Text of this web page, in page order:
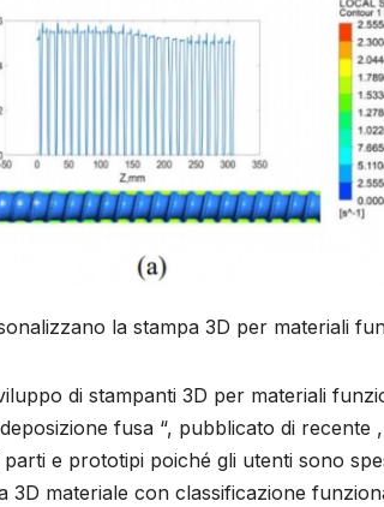
la stampa 3D per materiali
di stampanti 3D per materiali
fusa “, pubblicato di
e prototipi poiché gli utenti sono
3D materiale con classificazione